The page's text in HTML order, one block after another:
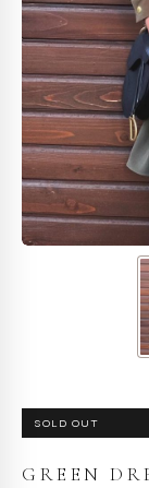
SOLD OUT
GREEN